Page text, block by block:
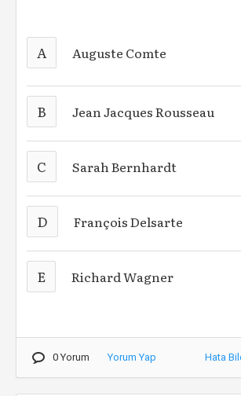
A Auguste Comte
B Jean Jacques Rousseau
C Sarah Bernhardt
D François Delsarte
E Richard Wagner
0 Yorum Yorum Yap Hata